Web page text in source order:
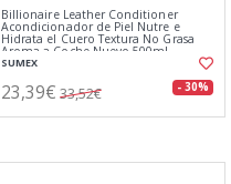
Billionaire Leather Conditioner
Acondicionador de Piel Nutre e
Hidrata el Cuero Textura No Grasa
Aroma a Coche Nuevo 500ml
SUMEX
23,39€ 33,52€ - 30%